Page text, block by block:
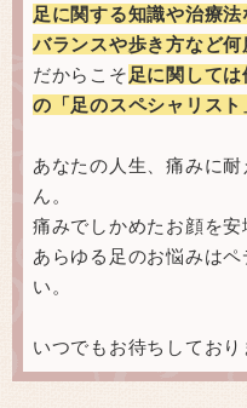
足に関する知識や治療
バランスや歩き方など
だからこそ 足に関して
の「足のスペシャリス
あなたの人生、痛みに
ん。
痛みでしかめたお顔を安
あらゆる足のお悩みは
い。
いつでもお待ちしており